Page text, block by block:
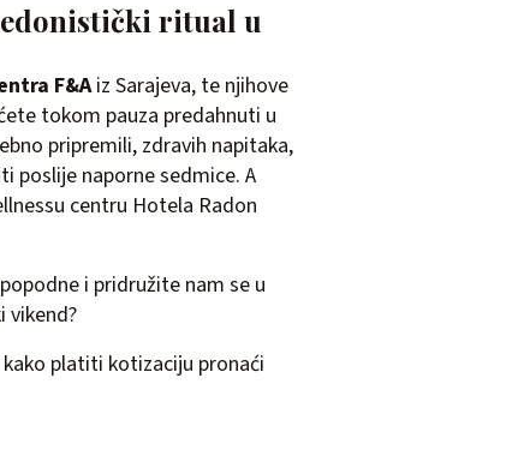
ritual u
F&Aiz Sarajeva, te njihove
tokom pauza predahnuti u
pripremili, zdravih napitaka,
poslije naporne sedmice. A
centru Hotela Radon
i pridružite nam se u
vikend?
platiti kotizaciju pronaći